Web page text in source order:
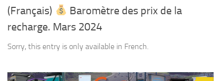
(Français)
Baromètre des prix de la
recharge. Mars 2024
Sorry, this entry is only available in French.